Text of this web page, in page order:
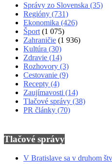
Správy zo Slovenska (35)
Regióny (731)
Ekonomika (426)
Šport (1 075)
Zahraničie (1 936)
Kultúra (30)
Zdravie (14)
Rozhovory (3)
Cestovanie (9)
Recepty (4)
Zaujímavosti (14)
Tlačové správy (38)
PR články (70)
Tlačové správy
V Bratislave sa v druhom